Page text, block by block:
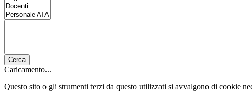
Cerca
Caricamento...
Questo sito o gli strumenti terzi da questo utilizzati si avvalgono di cookie